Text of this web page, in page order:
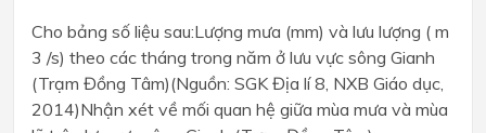
Cho bảng số liệu sau:Lượng mưa (mm) và lưu lượng ( m
3 /s) theo các tháng trong năm ở lưu vực sông Gianh
(Trạm Đồng Tâm)(Nguồn: SGK Địa lí 8, NXB Giáo dục,
2014)Nhận xét về mối quan hệ giữa mùa mưa và mùa